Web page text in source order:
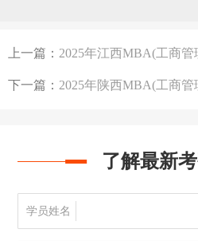
上一篇： 2025年江西MBA(工商
制、分数线等汇总
下一篇： 2025年陕西MBA(工商
了解最新
学员姓名